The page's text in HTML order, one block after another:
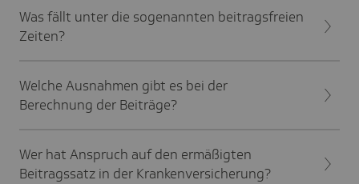
Was fällt unter die sogenannten beitragsfreien
Zeiten?
Welche Ausnahmen gibt es bei der
Berechnung der Beiträge?
Wer hat Anspruch auf den ermäßigten
Beitragssatz in der Krankenversicherung?